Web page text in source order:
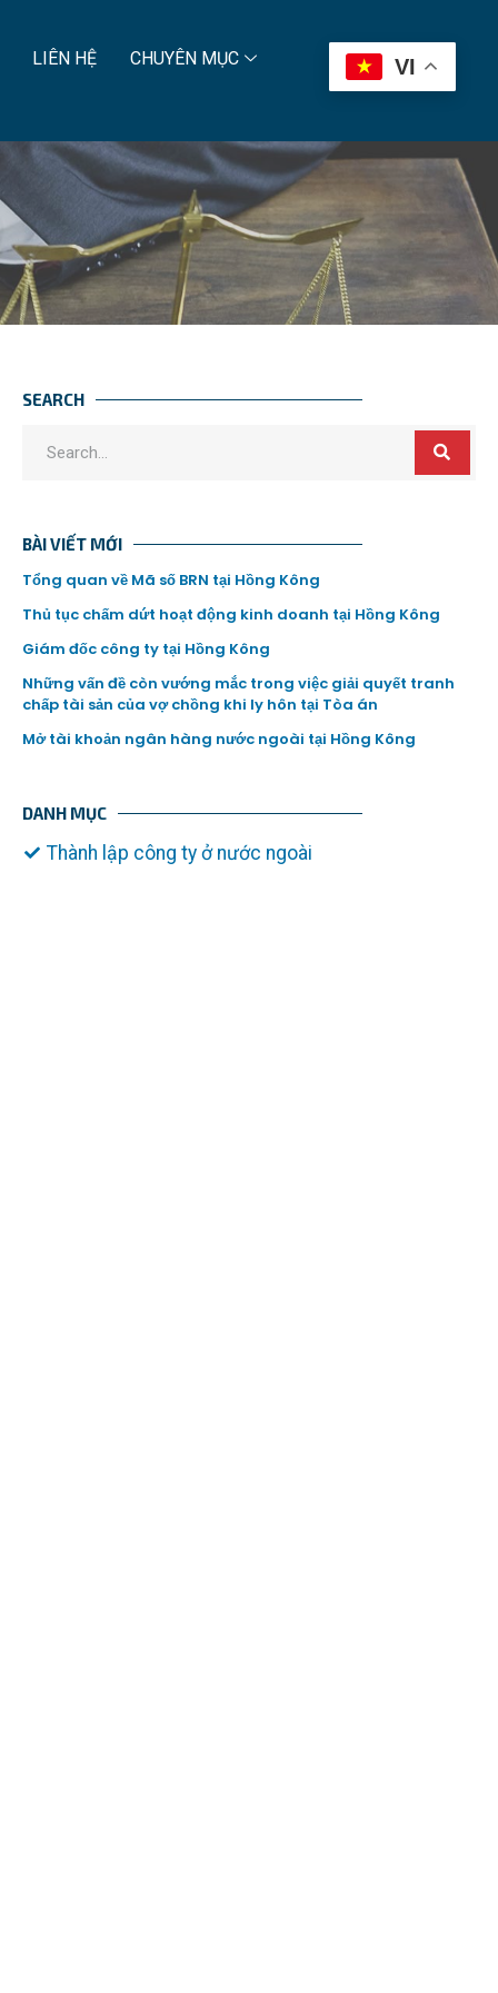
LIÊN HỆ CHUYÊN MỤC VI
SEARCH
BÀI VIẾT MỚI
Tổng quan về Mã số BRN tại Hồng Kông
Thủ tục chấm dứt hoạt động kinh doanh tại Hồng Kông
Giám đốc công ty tại Hồng Kông
Những vấn đề còn vướng mắc trong việc giải quyết tranh
chấp tài sản của vợ chồng khi ly hôn tại Tòa án
Mở tài khoản ngân hàng nước ngoài tại Hồng Kông
DANH MỤC
Thành lập công ty ở nước ngoài